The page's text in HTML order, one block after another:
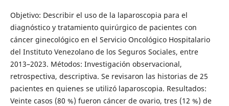
Objetivo: Describir el uso de la laparoscopia para el
diagnóstico y tratamiento quirúrgico de pacientes con
cáncer ginecológico en el Servicio Oncológico Hospitalario
del Instituto Venezolano de los Seguros Sociales, entre
2013–2023. Métodos: Investigación observacional,
retrospectiva, descriptiva. Se revisaron las historias de 25
pacientes en quienes se utilizó laparoscopia. Resultados:
Veinte casos (80 %) fueron cáncer de ovario, tres (12 %) de